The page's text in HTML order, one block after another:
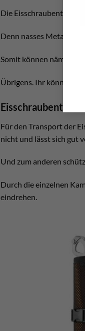
Die Eisschraubentasche
Denn nasses Metall hat
Somit können nämlich
Übrigens. Ihr könnt die
Für den Transport der
nicht und lässt sich gut
Und zum anderen
Durch die einzelnen
eindrehen.